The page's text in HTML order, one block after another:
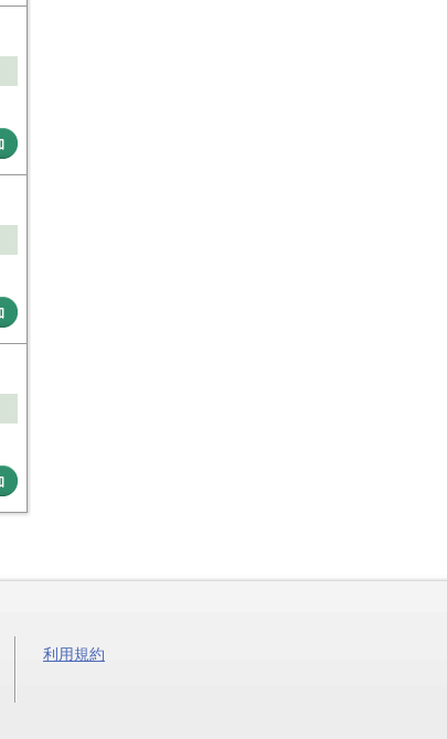
利用規約